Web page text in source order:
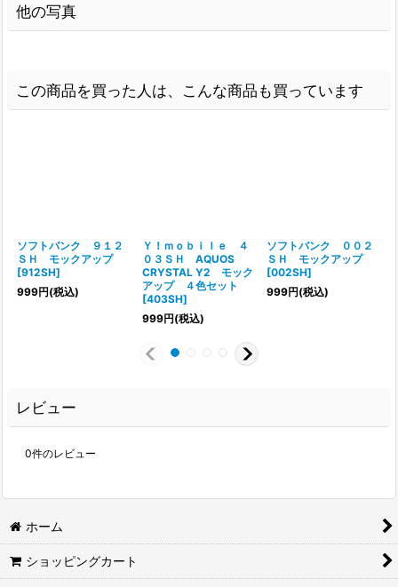
他の写真
この商品を買った人は、こんな商品も買っています
ソフトバンク ９１２
ＳＨ モックアップ
[912SH]
999円(税込)
Ｙ！ｍｏｂｉｌｅ ４
０３ＳＨ AQUOS
CRYSTAL Y2 モック
アップ ４色セット
[403SH]
999円(税込)
ソフトバンク ００２
ＳＨ モックアップ
[002SH]
999円(税込)
レビュー
0件のレビュー
ホーム
ショッピングカート